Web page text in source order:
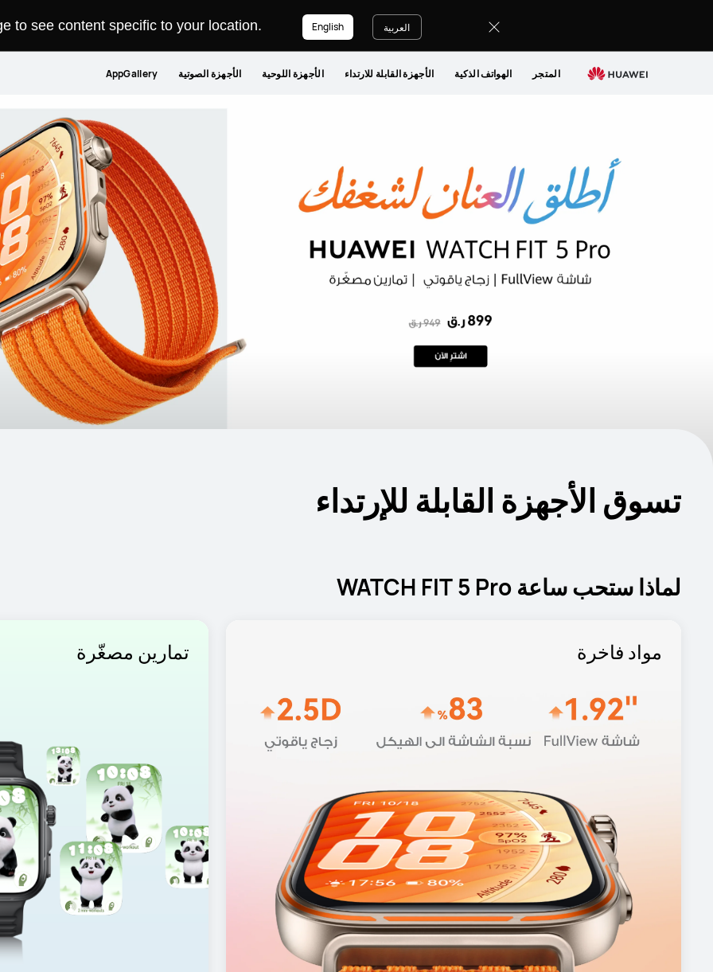
to see content specific to your location. العربية English
المتجر الهواتف الذكية الأجهزة القابلة للارتداء الأجهزة اللوحية الأجهزة الصوتية AppGallery
تسوق الأجهزة القابلة للإرتداء
لماذا ستحب ساعة WATCH FIT 5 Pro
مواد فاخرة تمارين مصغّرة